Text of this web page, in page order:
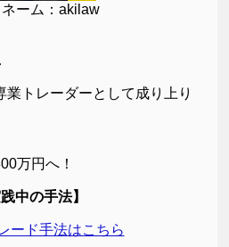
ーム：akilaw
業トレーダーとして成り上り
万円へ！
践中の手法】
ード手法はこちら